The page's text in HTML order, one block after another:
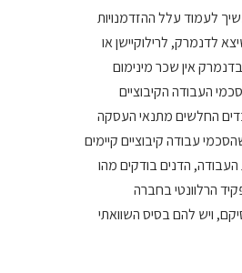
לעמוד עלל ההזדמנויות
לדנמרק, לרילוקיישן או
אין שכר מינימום
העבודה הקיבוציים
החלשים מתנאי העסקה
עבודה קיבוציים קיימים
הדנים בודקים מהו
הרלוונטי בחברה
ויש להם בסיס השוואתי